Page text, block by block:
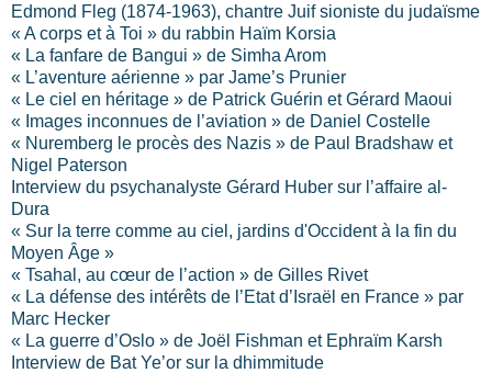
Edmond Fleg (1874-1963), chantre Juif sioniste du judaïsme
« A corps et à Toi » du rabbin Haïm Korsia
« La fanfare de Bangui » de Simha Arom
« L’aventure aérienne » par Jame’s Prunier
« Le ciel en héritage » de Patrick Guérin et Gérard Maoui
« Images inconnues de l’aviation » de Daniel Costelle
« Nuremberg le procès des Nazis » de Paul Bradshaw et
Nigel Paterson
Interview du psychanalyste Gérard Huber sur l’affaire al-
Dura
« Sur la terre comme au ciel, jardins d'Occident à la fin du
Moyen Âge »
« Tsahal, au cœur de l’action » de Gilles Rivet
« La défense des intérêts de l’Etat d’Israël en France » par
Marc Hecker
« La guerre d’Oslo » de Joël Fishman et Ephraïm Karsh
Interview de Bat Ye’or sur la dhimmitude